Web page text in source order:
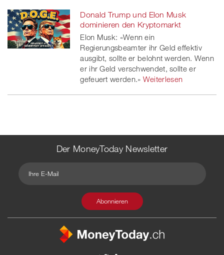
Donald Trump und Elon Musk
dominieren den Kryptomarkt
Elon Musk: «Wenn ein
Regierungsbeamter ihr Geld effektiv
ausgibt, sollte er belohnt werden. Wenn
er ihr Geld verschwendet, sollte er
gefeuert werden.» Weiterlesen
Der MoneyToday Newsletter